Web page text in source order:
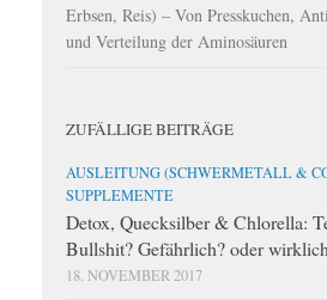
Erbsen, Reis) – Von Presskuchen,
und Verteilung der Aminosäuren
ZUFÄLLIGE BEITRÄGE
AUSLEITUNG (SCHWERMETALL &
SUPPLEMENTE
Detox, Quecksilber & Chlorella:
Bullshit? Gefährlich? oder
18. NOVEMBER 2017